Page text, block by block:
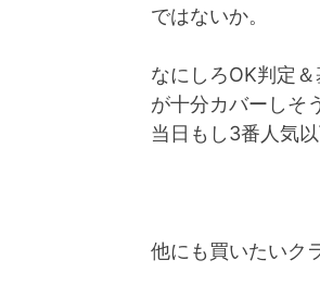
ではないか。
なにしろOK判定
が十分カバーしそ
当日もし3番人気
他にも買いたいク